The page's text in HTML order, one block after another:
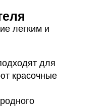
легким и
для
красочные